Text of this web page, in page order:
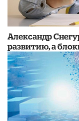
Александр
развитию, а